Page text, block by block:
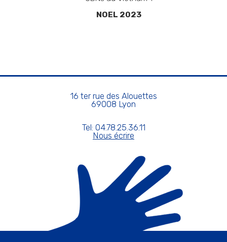
NOEL 2023
16 ter rue des Alouettes
69008 Lyon
Tel: 04.78.25.36.11
Nous écrire